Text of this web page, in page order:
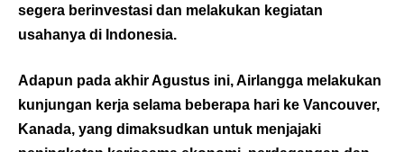
segera berinvestasi dan melakukan kegiatan
usahanya di Indonesia.
Adapun pada akhir Agustus ini, Airlangga melakukan
kunjungan kerja selama beberapa hari ke Vancouver,
Kanada, yang dimaksudkan untuk menjajaki